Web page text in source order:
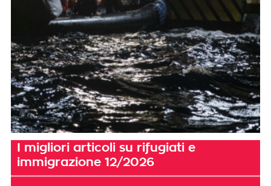
I migliori articoli su rifugiati e
immigrazione 12/2026